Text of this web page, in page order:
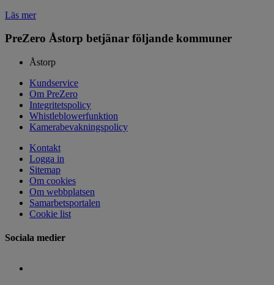
Läs mer
PreZero Åstorp betjänar följande kommuner
Åstorp
Kundservice
Om PreZero
Integritetspolicy
Whistleblowerfunktion
Kamerabevakningspolicy
Kontakt
Logga in
Sitemap
Om cookies
Om webbplatsen
Samarbetsportalen
Cookie list
Sociala medier